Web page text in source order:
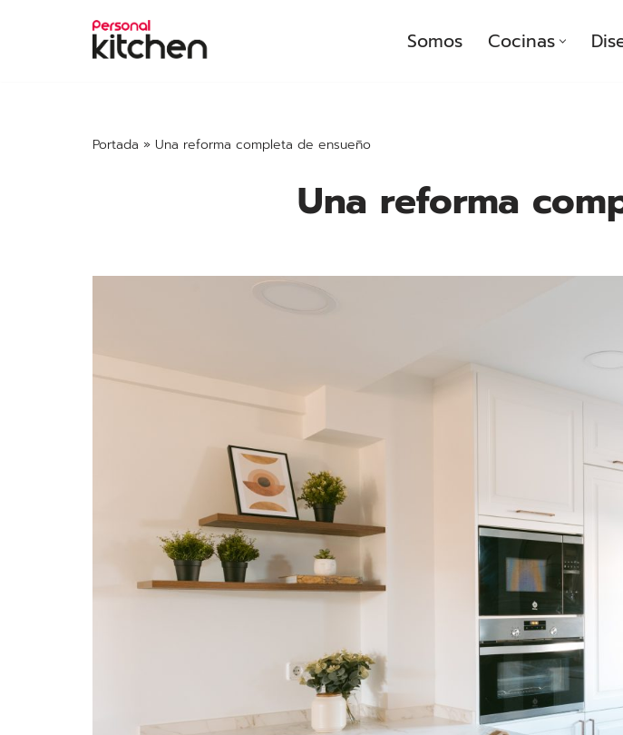
Somos Cocinas
Portada » Una reforma completa de ensueño
Una reforma